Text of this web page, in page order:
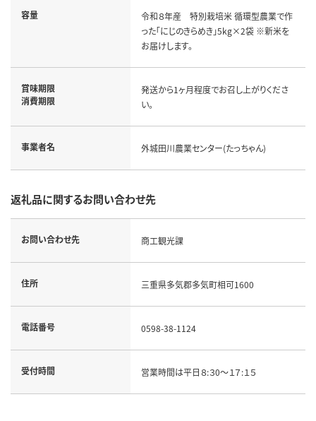
容量
令和８年産 特別栽培米 循環型農業で作
った「にじのきらめき」5kg×2袋 ※新米を
お届けします。
賞味期限
消費期限
発送から1ヶ月程度でお召し上がりくださ
い。
事業者名 外城田川農業センター(たっちゃん)
返礼品に関するお問い合わせ先
お問い合わせ先 商工観光課
住所 三重県多気郡多気町相可1600
電話番号 0598-38-1124
受付時間 営業時間は平日８:３0～１７:１５